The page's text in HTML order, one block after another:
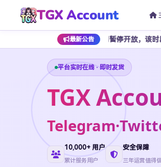
TGX Account
最新公告
上 7 点期间暂停开放，该时段仅支持加密货币
平台实时在线 · 即时发货
TGX
10,000+ 用户
累计服务用户
安全保障
三年运营值得